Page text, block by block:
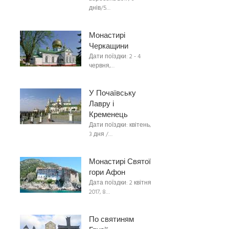
днів/5…
Монастирі
Черкащини
Дати поїздки: 2 - 4
червня,…
У Почаївську
Лавру і
Кременець
Дати поїздки: квітень,
3 дня /…
Монастирі Святої
гори Афон
Дата поїздки: 2 квітня
2017, 8…
По святиням